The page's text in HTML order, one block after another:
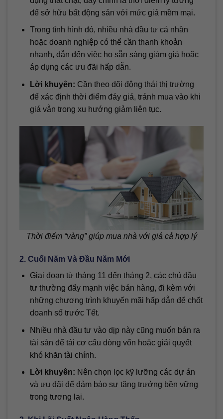
để sở hữu bất động sản với mức giá mềm mại.
Trong tình hình đó, nhiều nhà đầu tư cá nhân
hoặc doanh nghiệp có thể cần thanh khoản
nhanh, dẫn đến việc họ sẵn sàng giảm giá hoặc
áp dụng các ưu đãi hấp dẫn.
Lời khuyên: Cần theo dõi động thái thị trường
để xác định thời điểm đáy giá, tránh mua vào khi
giá vẫn trong xu hướng giảm liên tục.
Thời điểm “vàng” giúp mua nhà với giá cả hợp lý
2. Cuối Năm Và Đầu Năm Mới
Giai đoạn từ tháng 11 đến tháng 2, các chủ đầu
tư thường đẩy mạnh việc bán hàng, đi kèm với
những chương trình khuyến mãi hấp dẫn để chốt
doanh số trước Tết.
Nhiều nhà đầu tư vào dịp này cũng muốn bán ra
tài sản để tái cơ cấu dòng vốn hoặc giải quyết
khó khăn tài chính.
Lời khuyên: Nên chọn lọc kỹ lưỡng các dự án
và ưu đãi để đảm bảo sự tăng trưởng bền vững
trong tương lai.